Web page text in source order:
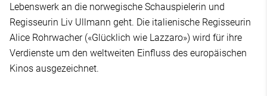
Lebenswerk an die norwegische Schauspielerin und
Regisseurin Liv Ullmann geht. Die italienische Regisseurin
Alice Rohrwacher («Glücklich wie Lazzaro») wird für ihre
Verdienste um den weltweiten Einfluss des europäischen
Kinos ausgezeichnet.